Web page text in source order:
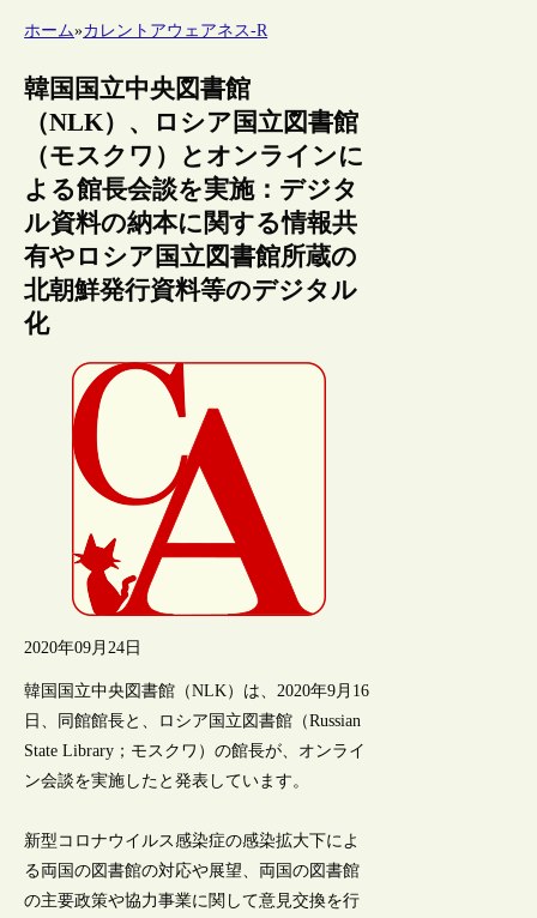
ホーム»カレントアウェアネス-R
韓国国立中央図書館
（NLK）、ロシア国立図書館
（モスクワ）とオンラインに
よる館長会談を実施：デジタ
ル資料の納本に関する情報共
有やロシア国立図書館所蔵の
北朝鮮発行資料等のデジタル
化
2020年09月24日
韓国国立中央図書館（NLK）は、2020年9月16
日、同館館長と、ロシア国立図書館（Russian
State Library；モスクワ）の館長が、オンライ
ン会談を実施したと発表しています。
新型コロナウイルス感染症の感染拡大下によ
る両国の図書館の対応や展望、両国の図書館
の主要政策や協力事業に関して意見交換を行